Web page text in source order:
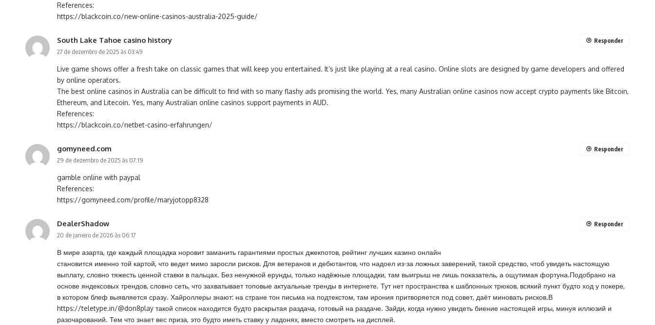
References:
https://blackcoin.co/new-online-casinos-australia-2025-guide/
South Lake Tahoe casino history
27 de dezembro de 2025 às 03:49
Live game shows offer a fresh take on classic games that will keep you entertained. It’s just like playing at a real casino. Online slots are designed by game developers and offered
by online operators.
The best online casinos in Australia can be difficult to find with so many flashy ads promising the world. Yes, many Australian online casinos now accept crypto payments like Bitcoin,
Ethereum, and Litecoin. Yes, many Australian online casinos support payments in AUD.
References:
https://blackcoin.co/netbet-casino-erfahrungen/
Responder
gomyneed.com
29 de dezembro de 2025 às 07:19
gamble online with paypal
References:
https://gomyneed.com/profile/maryjotopp8328
Responder
DealerShadow
20 de janeiro de 2026 às 06:17
В мире азарта, где каждый площадка норовит заманить гарантиями простых джекпотов, рейтинг лучших казино онлайн
становится именно той картой, что ведет мимо заросли рисков. Для ветеранов и дебютантов, что надоел из-за ложных заверений, такой средство, чтоб увидеть настоящую
выплату, словно тяжесть ценной ставки в пальцах. Без ненужной ерунды, только надёжные площадки, там выигрыш не лишь показатель, а ощутимая фортуна.Подобрано на
основе яндексовых трендов, словно сеть, что захватывает топовые актуальные тренды в интернете. Тут нет пространства к шаблонных трюков, всякий пункт будто ход у покере,
в котором блеф выявляется сразу. Хайроллеры знают: на стране тон письма на подтекстом, там ирония притворяется под совет, даёт миновать рисков.В
https://teletype.in/@don8play такой список находится будто раскрытая раздача, готовый на раздаче. Зайди, когда нужно увидеть биение настоящей игры, минуя иллюзий и
разочарований. Тем что знает вес приза, это будто иметь ставку у ладонях, вместо смотреть на дисплей.
Responder